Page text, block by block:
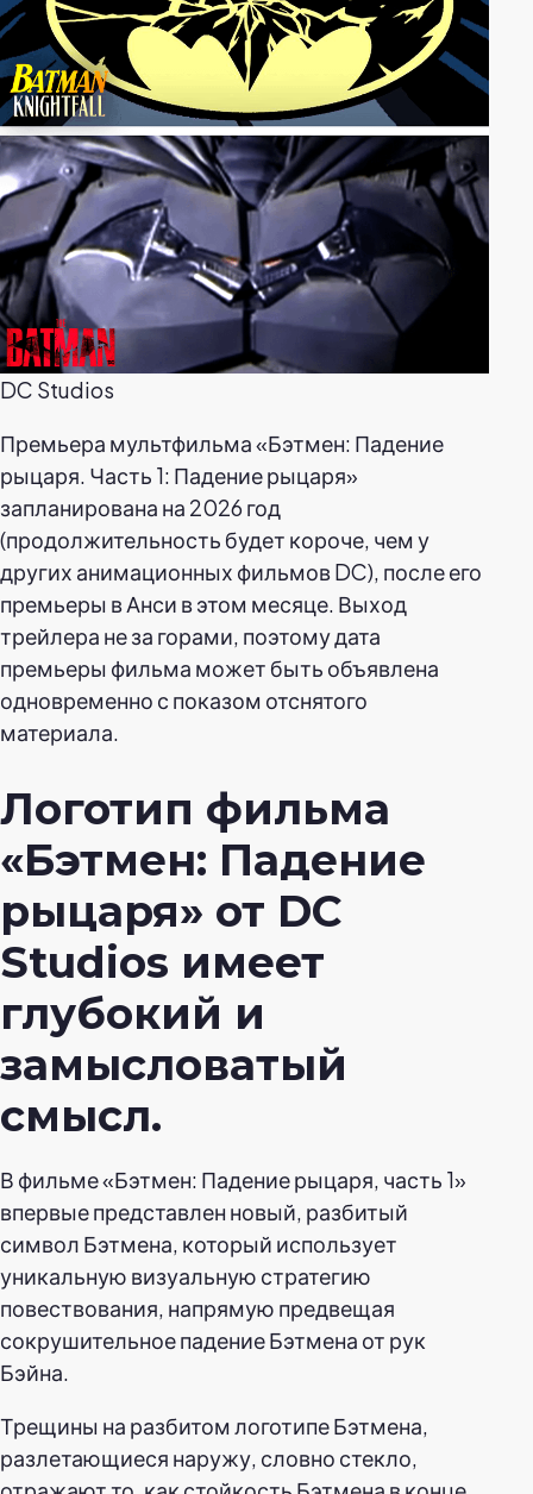
DC Studios
Премьера мультфильма «Бэтмен: Падение
рыцаря. Часть 1: Падение рыцаря»
запланирована на 2026 год
(продолжительность будет короче, чем у
других анимационных фильмов DC), после его
премьеры в Анси в этом месяце. Выход
трейлера не за горами, поэтому дата
премьеры фильма может быть объявлена
одновременно с показом отснятого
материала.
Логотип фильма
«Бэтмен: Падение
рыцаря» от DC
Studios имеет
глубокий и
замысловатый
смысл.
В фильме «Бэтмен: Падение рыцаря, часть 1»
впервые представлен новый, разбитый
символ Бэтмена, который использует
уникальную визуальную стратегию
повествования, напрямую предвещая
сокрушительное падение Бэтмена от рук
Бэйна.
Трещины на разбитом логотипе Бэтмена,
разлетающиеся наружу, словно стекло,